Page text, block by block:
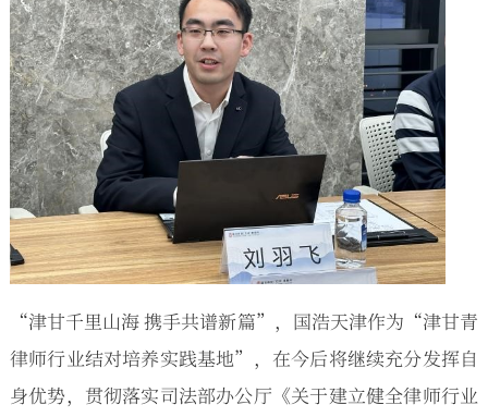
“津甘千里山海 携手共谱新篇”，国浩天津作为“津甘青
律师行业结对培养实践基地”，在今后将继续充分发挥自
身优势，贯彻落实司法部办公厅《关于建立健全律师行业